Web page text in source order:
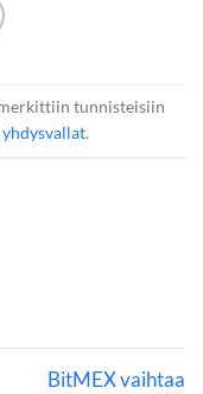
tunnisteisiin
yhdysvallat.
BitMEX vaihtaa